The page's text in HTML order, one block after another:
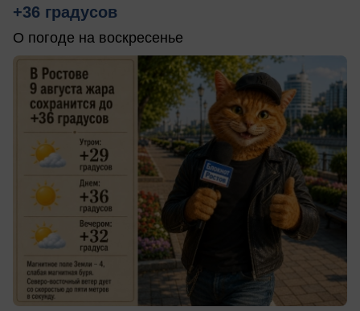
+36 градусов
О погоде на воскресенье